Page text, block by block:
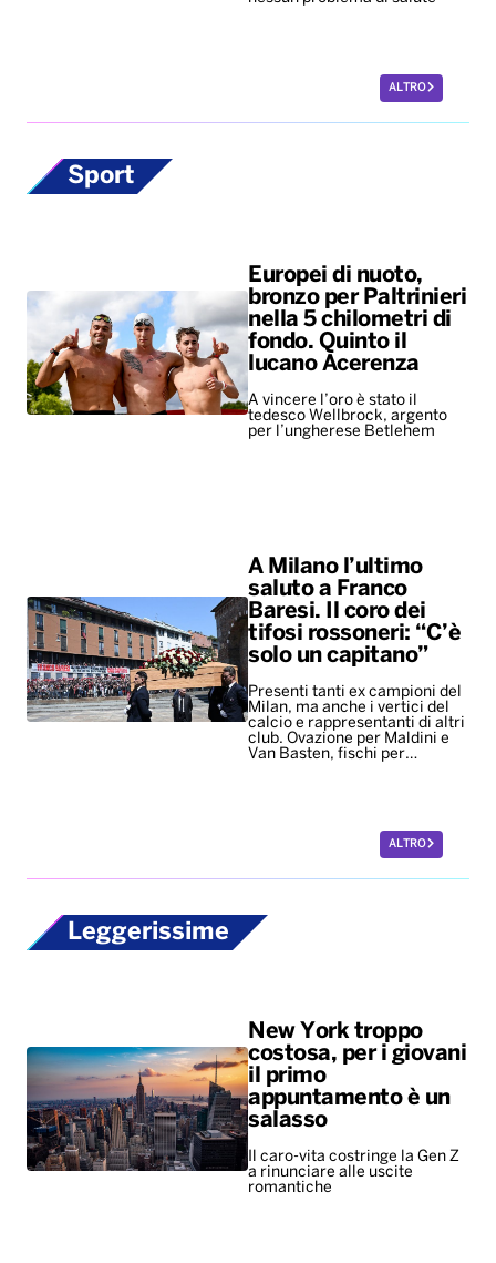
ALTRO
Sport
Europei di nuoto,
bronzo per Paltrinieri
nella 5 chilometri di
fondo. Quinto il
lucano Acerenza
A vincere l’oro è stato il
tedesco Wellbrock, argento
per l’ungherese Betlehem
A Milano l’ultimo
saluto a Franco
Baresi. Il coro dei
tifosi rossoneri: “C’è
solo un capitano”
Presenti tanti ex campioni del
Milan, ma anche i vertici del
calcio e rappresentanti di altri
club. Ovazione per Maldini e
Van Basten, fischi per…
ALTRO
Leggerissime
New York troppo
costosa, per i giovani
il primo
appuntamento è un
salasso
Il caro-vita costringe la Gen Z
a rinunciare alle uscite
romantiche